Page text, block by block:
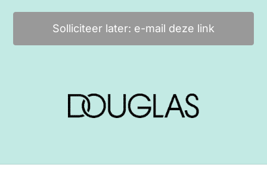
Solliciteer later: e-mail deze link